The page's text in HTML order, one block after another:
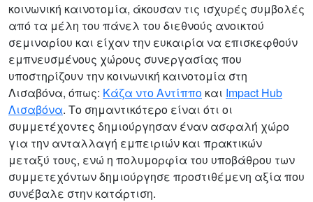
κοινωνική καινοτομία, άκουσαν τις ισχυρές συμβολές
από τα μέλη του πάνελ του διεθνούς ανοικτού
σεμιναρίου και είχαν την ευκαιρία να επισκεφθούν
εμπνευσμένους χώρους συνεργασίας που
υποστηρίζουν την κοινωνική καινοτομία στη
Λισαβόνα, όπως: Κάζα ντο Αντίππο και Impact Hub
Λισαβόνα. Το σημαντικότερο είναι ότι οι
συμμετέχοντες δημιούργησαν έναν ασφαλή χώρο
για την ανταλλαγή εμπειριών και πρακτικών
μεταξύ τους, ενώ η πολυμορφία του υποβάθρου των
συμμετεχόντων δημιούργησε προστιθέμενη αξία που
συνέβαλε στην κατάρτιση.